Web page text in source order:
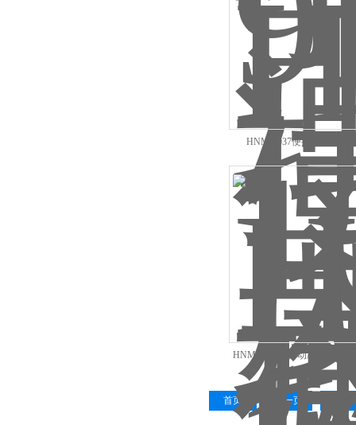
HNM-1037便携式BOD快
HNM-1041全自动凝点倾点
首页 上一页